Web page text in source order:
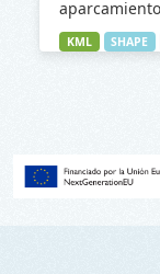
KML SHAPE